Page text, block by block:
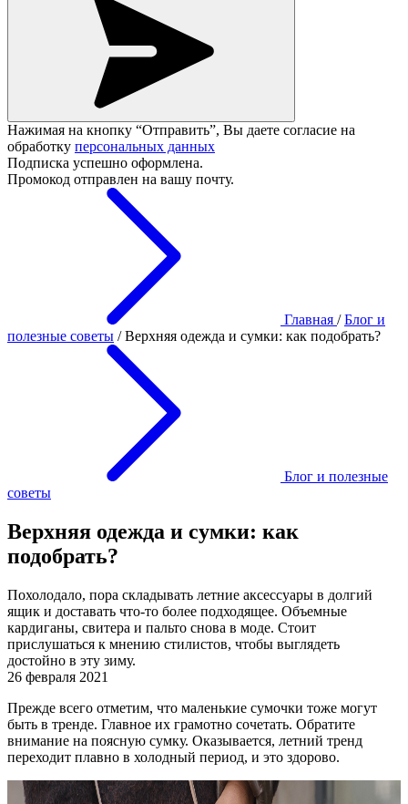
Нажимая на кнопку “Отправить”, Вы даете согласие на
обработку персональных данных
Подписка успешно оформлена.
Промокод отправлен на вашу почту.
Главная / Блог и
полезные советы / Верхняя одежда и сумки: как подобрать?
Блог и полезные
советы
Верхняя одежда и сумки: как
подобрать?
Похолодало, пора складывать летние аксессуары в долгий
ящик и доставать что-то более подходящее. Объемные
кардиганы, свитера и пальто снова в моде. Стоит
прислушаться к мнению стилистов, чтобы выглядеть
достойно в эту зиму.
26 февраля 2021
Прежде всего отметим, что маленькие сумочки тоже могут
быть в тренде. Главное их грамотно сочетать. Обратите
внимание на поясную сумку. Оказывается, летний тренд
переходит плавно в холодный период, и это здорово.